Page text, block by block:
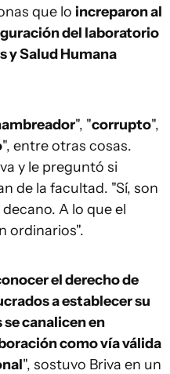
que lo increparon al
del laboratorio
y Salud Humana
", "corrupto",
", entre otras cosas.
y le preguntó si
de la facultad. "Sí, son
A lo que el
ordinarios".
el derecho de
a establecer su
canalicen en
como vía válida
", sostuvo Briva en un